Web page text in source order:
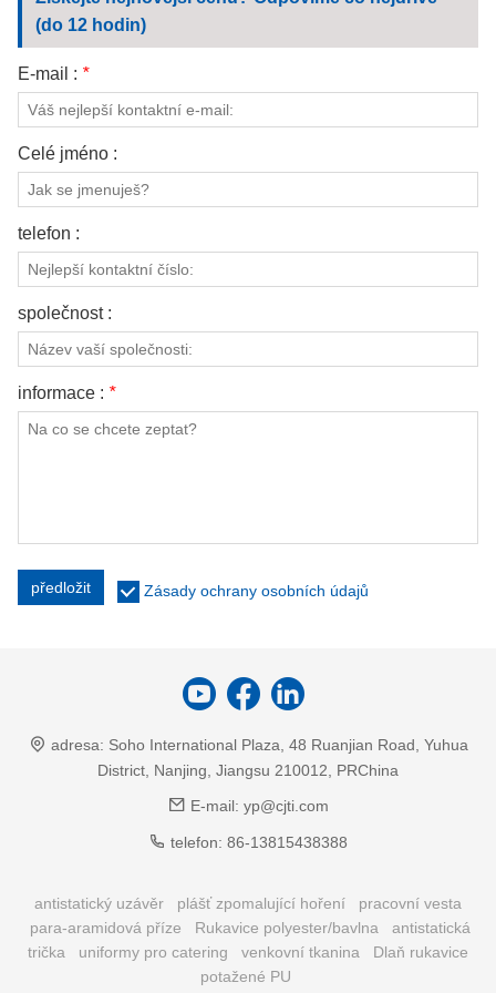
KONTAKTUJTE NÁS
VIDEA
(do 12 hodin)
E-mail : *
Celé jméno :
telefon :
společnost :
informace : *
předložit Zásady ochrany osobních údajů
adresa: Soho International Plaza, 48 Ruanjian Road, Yuhua
District, Nanjing, Jiangsu 210012, PRChina
E-mail: yp@cjti.com
telefon: 86-13815438388
antistatický uzávěr plášť zpomalující hoření
pracovní vesta
para-aramidová příze
Rukavice polyester/bavlna
antistatická
trička
uniformy pro catering venkovní tkanina
Dlaň rukavice
potažené PU